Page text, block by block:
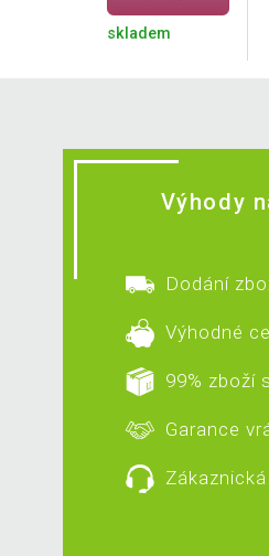
skladem
Výhody
Dodání
Výhodné
99% zboží
Garance